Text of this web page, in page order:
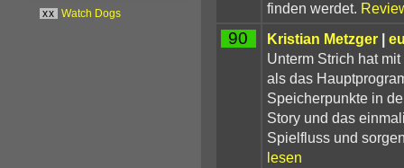
finden werdet.
90 Kristian Metzger|
Unterm Strich hat
als das
Speicherpunkte in
Story und das
Spielfluss und
lesen
xx Watch Dogs